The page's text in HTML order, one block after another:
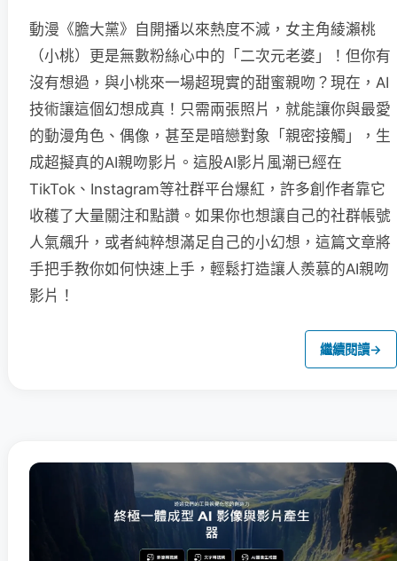
動漫《膽大黨》自開播以來熱度不減，女主角綾瀨桃
（小桃）更是無數粉絲心中的「二次元老婆」！但你有
沒有想過，與小桃來一場超現實的甜蜜親吻？現在，AI
技術讓這個幻想成真！只需兩張照片，就能讓你與最愛
的動漫角色、偶像，甚至是暗戀對象「親密接觸」，生
成超擬真的AI親吻影片。這股AI影片風潮已經在
TikTok、Instagram等社群平台爆紅，許多創作者靠它
收穫了大量關注和點讚。如果你也想讓自己的社群帳號
人氣飆升，或者純粹想滿足自己的小幻想，這篇文章將
手把手教你如何快速上手，輕鬆打造讓人羨慕的AI親吻
影片！
繼續閱讀→